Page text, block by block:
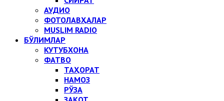
АУДИО
ФОТОЛАВҲАЛАР
MUSLIM RADIO
БЎЛИМЛАР
КУТУБХОНА
ФАТВО
ТАҲОРАТ
НАМОЗ
РЎЗА